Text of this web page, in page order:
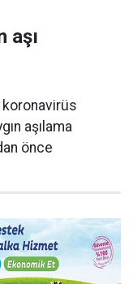
aşı
koronavirüs
aşılama
önce